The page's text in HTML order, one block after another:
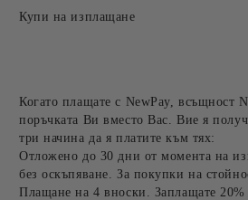
Купи на изплащане
Когато плащате с NewPay, всъщност
поръчката Ви вместо Вас. Вие я
три начина да я платите към тях:
Отложено до 30 дни от момента на
без оскъпяване. За покупки на
Плащане на 4 вноски. Заплащате 20%